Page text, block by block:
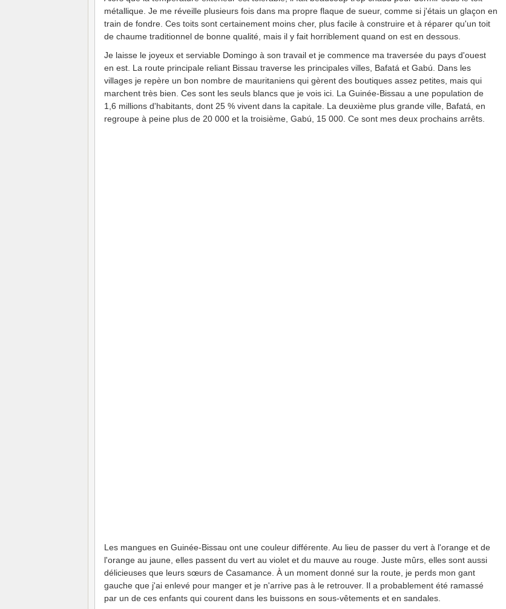
métallique. Je me réveille plusieurs fois dans ma propre flaque de sueur, comme si j'étais un glaçon en
train de fondre. Ces toits sont certainement moins cher, plus facile à construire et à réparer qu'un toit
de chaume traditionnel de bonne qualité, mais il y fait horriblement quand on est en dessous.
Je laisse le joyeux et serviable Domingo à son travail et je commence ma traversée du pays d'ouest
en est. La route principale reliant Bissau traverse les principales villes, Bafatá et Gabú. Dans les
villages je repère un bon nombre de mauritaniens qui gèrent des boutiques assez petites, mais qui
marchent très bien. Ces sont les seuls blancs que je vois ici. La Guinée-Bissau a une population de
1,6 millions d'habitants, dont 25 % vivent dans la capitale. La deuxième plus grande ville, Bafatá, en
regroupe à peine plus de 20 000 et la troisième, Gabú, 15 000. Ce sont mes deux prochains arrêts.
Les mangues en Guinée-Bissau ont une couleur différente. Au lieu de passer du vert à l'orange et de
l'orange au jaune, elles passent du vert au violet et du mauve au rouge. Juste mûrs, elles sont aussi
délicieuses que leurs sœurs de Casamance. À un moment donné sur la route, je perds mon gant
gauche que j'ai enlevé pour manger et je n'arrive pas à le retrouver. Il a probablement été ramassé
par un de ces enfants qui courent dans les buissons en sous-vêtements et en sandales.